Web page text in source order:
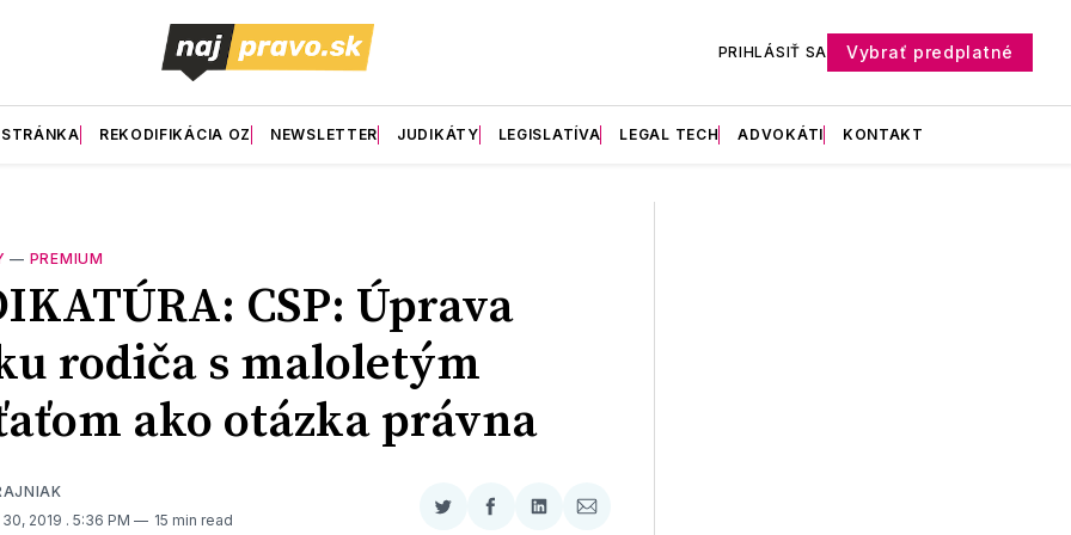
PRIHLÁSIŤ SA Vybrať predplatné
REKODIFIKÁCIA OZ NEWSLETTER JUDIKÁTY LEGISLATÍVA LEGAL TECH ADVOKÁTI KONTAKT
— PREMIUM
CSP: Úprava
rodiča s maloletým
ako otázka právna
2019 . 5:36 PM 15 min read
ZdieľaťZdieľaťZdieľaťZdieľať